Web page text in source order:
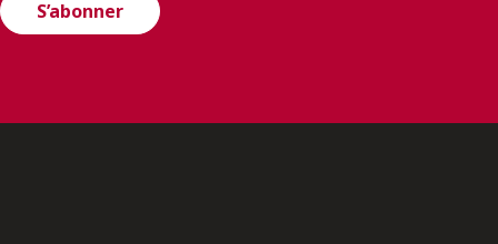
S’abonner